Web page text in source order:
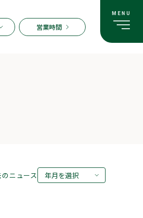
営業時間
ニュース 年月を選択